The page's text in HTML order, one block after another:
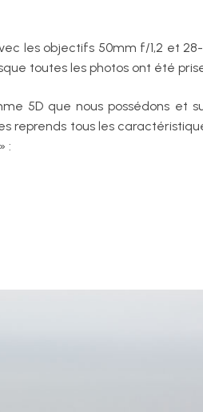
les objectifs 50mm f/1,2 et
toutes les photos ont été
5D que nous possédons et
reprends tous les
: